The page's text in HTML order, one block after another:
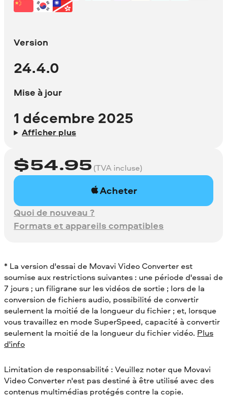
Version
24.4.0
Mise à jour
1 décembre 2025
Afficher plus
Acheter
$54.95(TVA incluse)
Quoi de nouveau ?
Formats et appareils compatibles
* La version d'essai de Movavi Video Converter est
soumise aux restrictions suivantes : une période d'essai de
7 jours ; un filigrane sur les vidéos de sortie ; lors de la
conversion de fichiers audio, possibilité de convertir
seulement la moitié de la longueur du fichier ; et, lorsque
vous travaillez en mode SuperSpeed, capacité à convertir
seulement la moitié de la longueur du fichier vidéo. Plus
d'info
Limitation de responsabilité : Veuillez noter que Movavi
Video Converter n'est pas destiné à être utilisé avec des
contenus multimédias protégés contre la copie.